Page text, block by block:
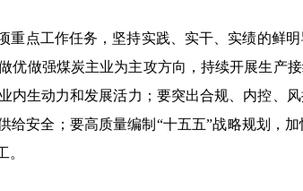
重点工作任务，坚持实践、实干、实绩的鲜
做强煤炭主业为主攻方向，持续开展生产
内生动力和发展活力；要突出合规、内控、
给安全；要高质量编制“十五五”战略规划，
。